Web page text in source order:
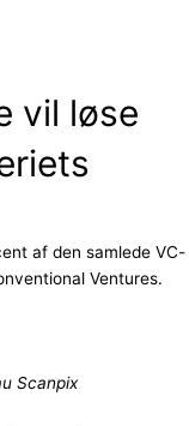
vil løse
af den samlede VC-
Ventures.
Scanpix